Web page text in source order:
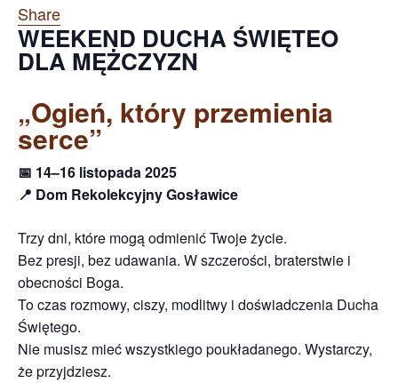
Share
WEEKEND DUCHA ŚWIĘTEO
DLA MĘŻCZYZN
„Ogień, który przemienia
serce”
📅 14–16 listopada 2025
📍 Dom Rekolekcyjny Gosławice
Trzy dni, które mogą odmienić Twoje życie.
Bez presji, bez udawania. W szczerości, braterstwie i
obecności Boga.
To czas rozmowy, ciszy, modlitwy i doświadczenia Ducha
Świętego.
Nie musisz mieć wszystkiego poukładanego. Wystarczy,
że przyjdziesz.